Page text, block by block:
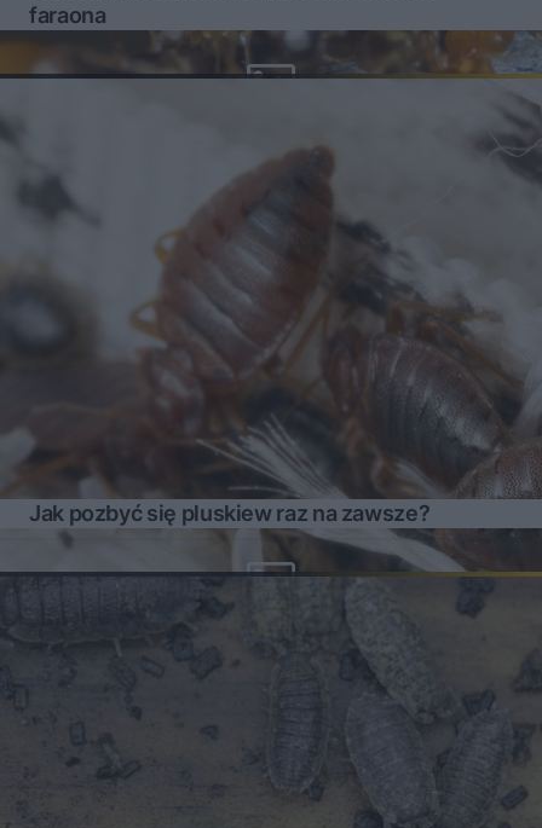
faraona
Jak pozbyć się pluskiew raz na zawsze?